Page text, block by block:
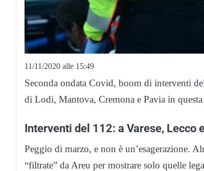
11/11/2020 alle 15:49
Seconda ondata Covid, boom di interventi
di Lodi, Mantova, Cremona e Pavia in
Interventi del 112: a Varese, Lecco
Peggio di marzo, e non è un’esagerazione.
“filtrate” da Areu per mostrare solo quelle